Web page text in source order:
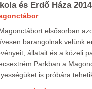
és Erdő Háza 2014
elsősorban
barangolnak velünk
állatait és a közeli
Parkban a
is próbára